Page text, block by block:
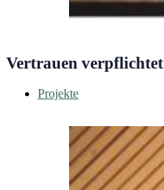
Vertrauen verpflichtet
Projekte